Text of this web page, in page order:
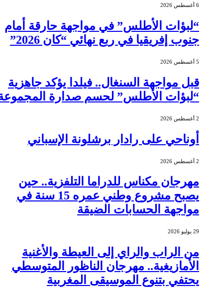
“لبؤات الأطلس” في مواجهة حارقة أمام
جنوب إفريقيا في ربع نهائي “كان 2026”
قبل مواجهة السنغال.. فيلدا يؤكد جاهزية
“لبؤات الأطلس” لحسم صدارة المجموعة
أوناحي على رادار برشلونة الإسباني
مهرجان مكناس للدراما التلفزية.. حين
يصبح مشروع وطني عمره 15 سنة في
مواجهة الحسابات الضيقة
29 يوليو 2026
من الراب والراي إلى العيطة والأغنية
الأمازيغية.. مهرجان الناظور المتوسطي
يحتفي بتنوع الموسيقى المغربية